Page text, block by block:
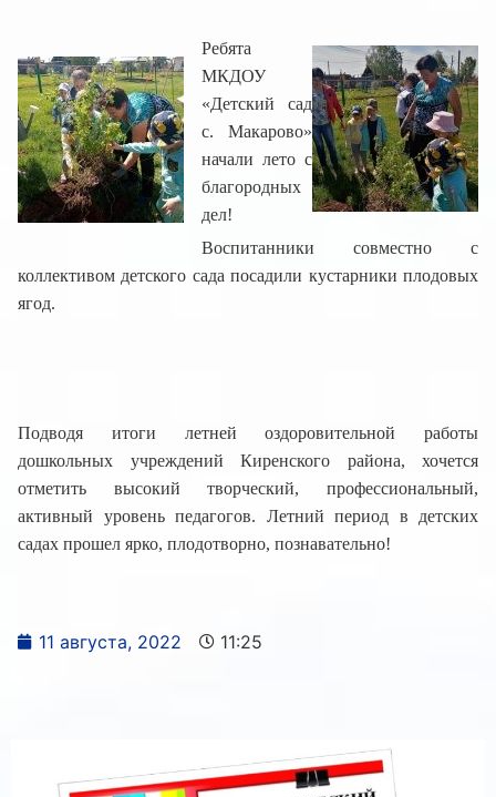
Ребята
МКДОУ
«Детский сад
с. Макарово»
начали лето с
благородных
дел!
Воспитанники совместно с
коллективом детского сада посадили кустарники плодовых
ягод.
Подводя итоги летней оздоровительной работы
дошкольных учреждений Киренского района, хочется
отметить высокий творческий, профессиональный,
активный уровень педагогов. Летний период в детских
садах прошел ярко, плодотворно, познавательно!
11 августа, 2022 11:25